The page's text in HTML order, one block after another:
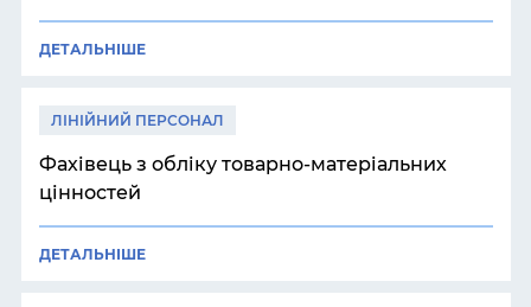
ДЕТАЛЬНІШЕ
ЛІНІЙНИЙ ПЕРСОНАЛ
ДЕТАЛЬНІШЕ
Фахівець з обліку товарно-матеріальних
цінностей